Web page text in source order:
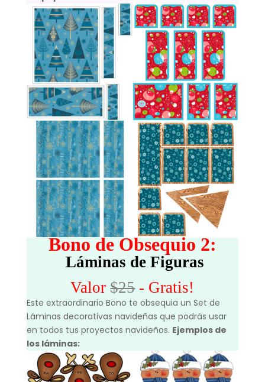
Bono de Obsequio 2:
Láminas de Figuras
Valor$25- Gratis!
Este extraordinario Bono te obsequia un Set de
Láminas decorativas navideñas que podrás usar
en todos tus proyectos navideños. Ejemplos de
los láminas: